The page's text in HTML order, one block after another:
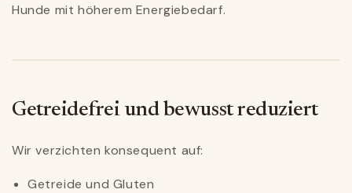
Hunde mit höherem Energiebedarf.
Getreidefrei und bewusst reduziert
Wir verzichten konsequent auf:
Getreide und Gluten